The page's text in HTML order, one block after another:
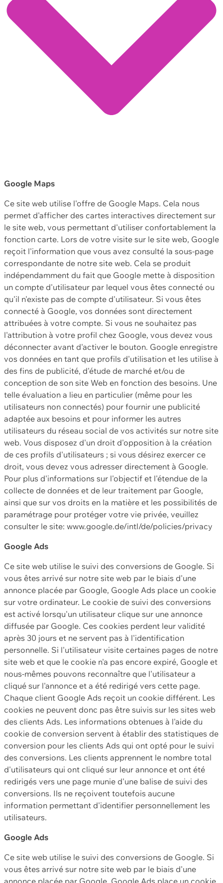
Google Maps
Ce site web utilise l'offre de Google Maps. Cela nous
permet d'afficher des cartes interactives directement sur
le site web, vous permettant d'utiliser confortablement la
fonction carte. Lors de votre visite sur le site web, Google
reçoit l'information que vous avez consulté la sous-page
correspondante de notre site web. Cela se produit
indépendamment du fait que Google mette à disposition
un compte d'utilisateur par lequel vous êtes connecté ou
qu'il n'existe pas de compte d'utilisateur. Si vous êtes
connecté à Google, vos données sont directement
attribuées à votre compte. Si vous ne souhaitez pas
l'attribution à votre profil chez Google, vous devez vous
déconnecter avant d'activer le bouton. Google enregistre
vos données en tant que profils d'utilisation et les utilise à
des fins de publicité, d'étude de marché et/ou de
conception de son site Web en fonction des besoins. Une
telle évaluation a lieu en particulier (même pour les
utilisateurs non connectés) pour fournir une publicité
adaptée aux besoins et pour informer les autres
utilisateurs du réseau social de vos activités sur notre site
web. Vous disposez d'un droit d'opposition à la création
de ces profils d'utilisateurs ; si vous désirez exercer ce
droit, vous devez vous adresser directement à Google.
Pour plus d'informations sur l'objectif et l'étendue de la
collecte de données et de leur traitement par Google,
ainsi que sur vos droits en la matière et les possibilités de
paramétrage pour protéger votre vie privée, veuillez
consulter le site: www.google.de/intl/de/policies/privacy
Google Ads
Ce site web utilise le suivi des conversions de Google. Si
vous êtes arrivé sur notre site web par le biais d'une
annonce placée par Google, Google Ads place un cookie
sur votre ordinateur. Le cookie de suivi des conversions
est activé lorsqu'un utilisateur clique sur une annonce
diffusée par Google. Ces cookies perdent leur validité
après 30 jours et ne servent pas à l'identification
personnelle. Si l'utilisateur visite certaines pages de notre
site web et que le cookie n'a pas encore expiré, Google et
nous-mêmes pouvons reconnaître que l'utilisateur a
cliqué sur l'annonce et a été redirigé vers cette page.
Chaque client Google Ads reçoit un cookie différent. Les
cookies ne peuvent donc pas être suivis sur les sites web
des clients Ads. Les informations obtenues à l'aide du
cookie de conversion servent à établir des statistiques de
conversion pour les clients Ads qui ont opté pour le suivi
des conversions. Les clients apprennent le nombre total
d'utilisateurs qui ont cliqué sur leur annonce et ont été
redirigés vers une page munie d'une balise de suivi des
conversions. Ils ne reçoivent toutefois aucune
information permettant d'identifier personnellement les
utilisateurs.
Google Ads
Ce site web utilise le suivi des conversions de Google. Si
vous êtes arrivé sur notre site web par le biais d'une